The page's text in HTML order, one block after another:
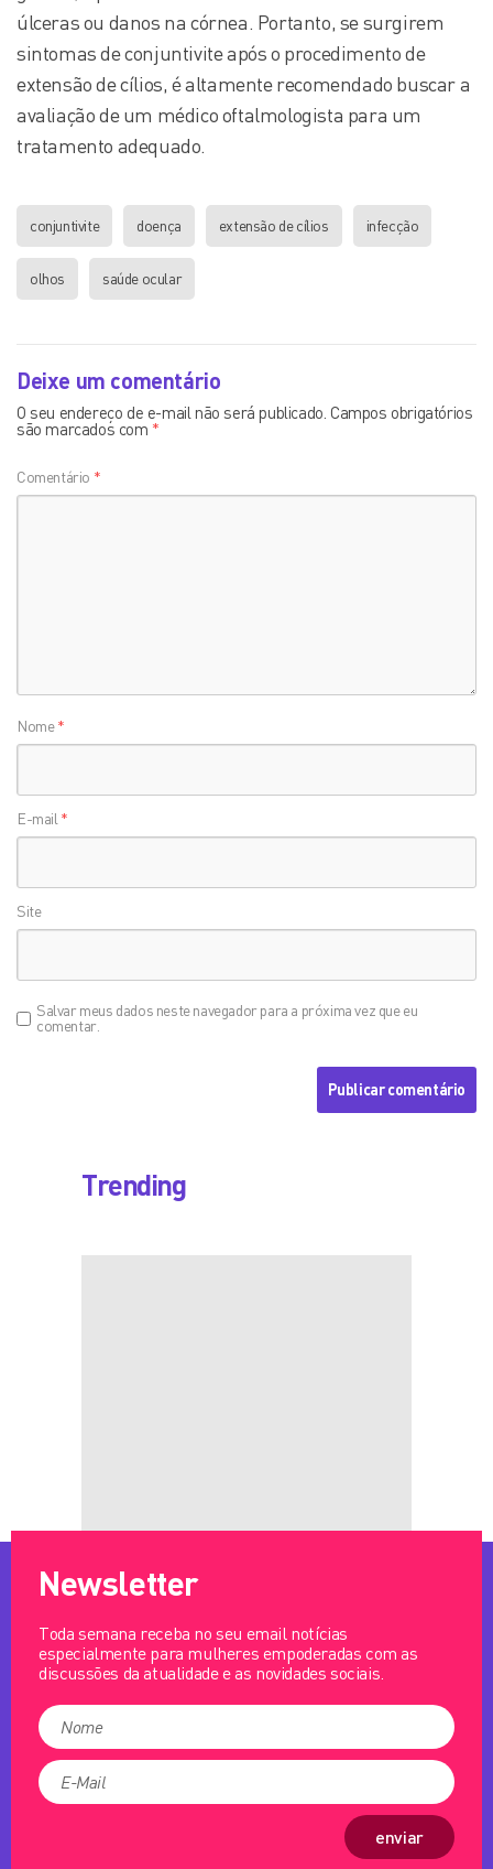
úlceras ou danos na córnea. Portanto, se surgirem
sintomas de conjuntivite após o procedimento de
extensão de cílios, é altamente recomendado buscar a
avaliação de um médico oftalmologista para um
tratamento adequado.
conjuntivite doença extensão de cílios infecção
olhos saúde ocular
Deixe um comentário
O seu endereço de e-mail não será publicado. Campos obrigatórios
são marcados com *
Comentário *
Nome*
E-mail *
Site
Salvar meus dados neste navegador para a próxima vez que eu
comentar.
Trending
Newsletter
Toda semana receba no seu email notícias
especialmente para mulheres empoderadas com as
discussões da atualidade e as novidades sociais.
enviar